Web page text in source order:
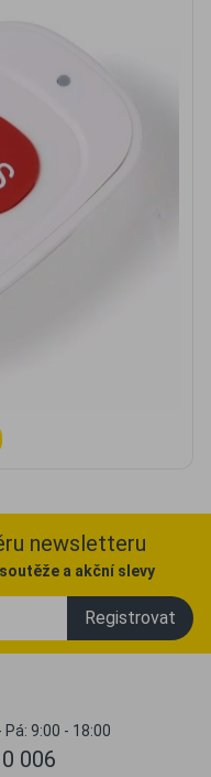
newsletteru
a akční slevy
Registrovat
9:00 - 18:00
006